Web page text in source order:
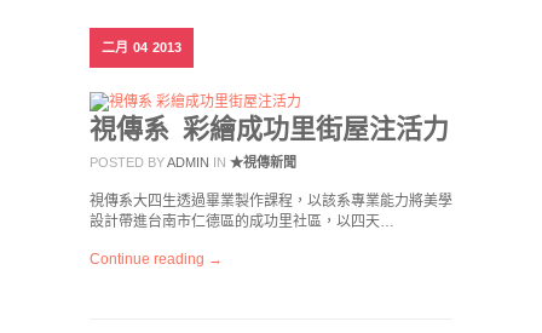
二月 04 2013
視傳系 彩繪成功里街屋注活力
POSTED BYADMIN IN ★視傳新聞
視傳系大四生透過畢業製作課程，以該系專業能力將美學
設計帶進台南市仁德區的成功里社區，以四天…
Continue reading →